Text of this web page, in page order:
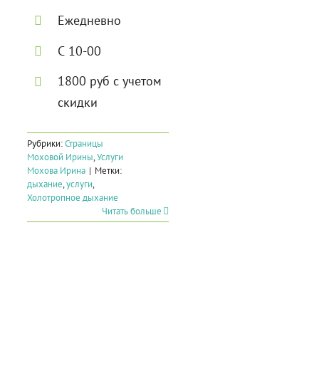
Ежедневно
С 10-00
1800 руб с учетом
скидки
Рубрики:Страницы
Моховой Ирины,Услуги
Мохова Ирина | Метки:
дыхание,услуги,
Холотропное дыхание
Читать больше